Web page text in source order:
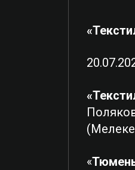
«